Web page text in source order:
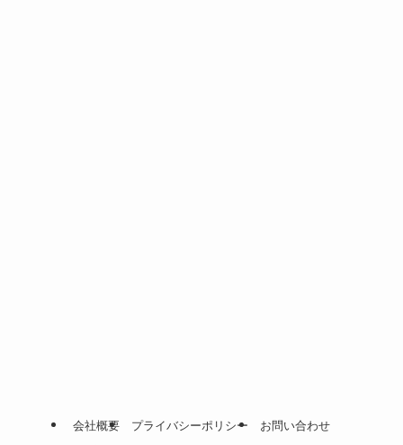
会社概要 プライバシーポリシー
お問い合わせ